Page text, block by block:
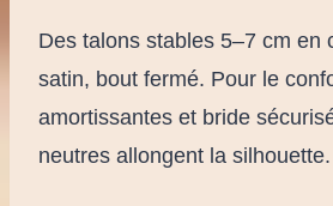
Des talons stables 5–7 cm en
satin, bout fermé. Pour le
amortissantes et bride
neutres allongent la silhouette.